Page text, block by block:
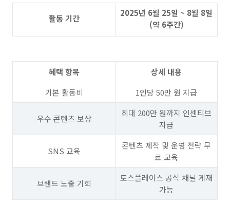
활동 기간
2025년 6월 25일 ~ 8월 8일
(약 6주간)
혜택 항목
상세 내용
기본 활동비
1인당 50만 원 지급
우수 콘텐츠 보상
최대 200만 원까지 인센티브
지급
SNS 교육
콘텐츠 제작 및 운영 전략 무
료 교육
브랜드 노출 기회
토스플레이스 공식 채널 게재
가능